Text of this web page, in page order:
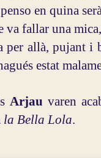
en quina
va fallar una
per allà, pujant i
estat
Arjau varen
la Bella Lola.